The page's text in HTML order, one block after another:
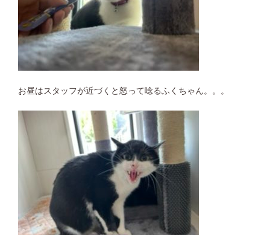
お昼はスタッフが近づくと怒って唸るふくちゃん。。。